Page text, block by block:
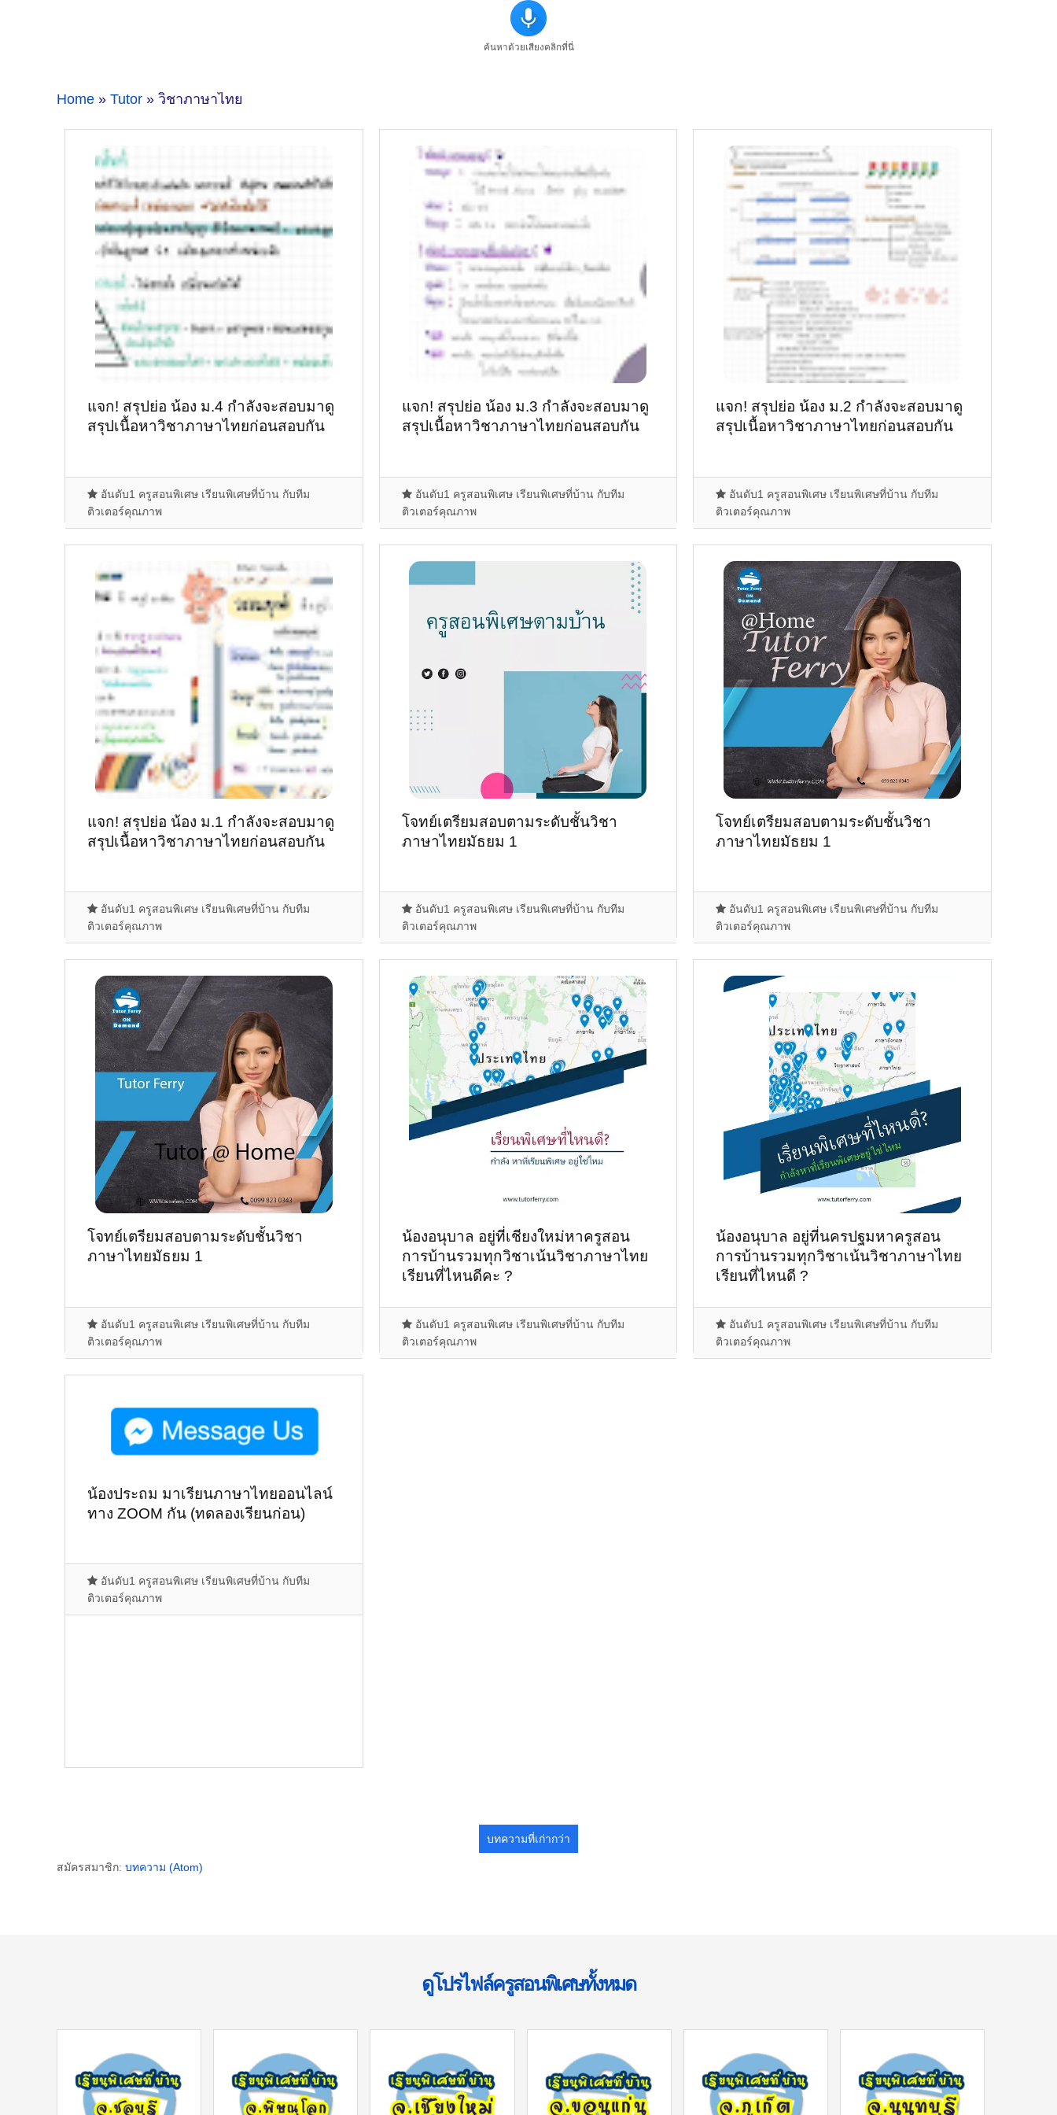
ค้นหาด้วยเสียงคลิกที่นี่
Home » Tutor » วิชาภาษาไทย
แจก! สรุปย่อ น้อง ม.4 กำลังจะสอบมาดู
สรุปเนื้อหาวิชาภาษาไทยก่อนสอบกัน
อันดับ1 ครูสอนพิเศษ เรียนพิเศษที่บ้าน กับทีม
ติวเตอร์คุณภาพ
แจก! สรุปย่อ น้อง ม.3 กำลังจะสอบมาดู
สรุปเนื้อหาวิชาภาษาไทยก่อนสอบกัน
อันดับ1 ครูสอนพิเศษ เรียนพิเศษที่บ้าน กับทีม
ติวเตอร์คุณภาพ
แจก! สรุปย่อ น้อง ม.2 กำลังจะสอบมาดู
สรุปเนื้อหาวิชาภาษาไทยก่อนสอบกัน
อันดับ1 ครูสอนพิเศษ เรียนพิเศษที่บ้าน กับทีม
ติวเตอร์คุณภาพ
แจก! สรุปย่อ น้อง ม.1 กำลังจะสอบมาดู
สรุปเนื้อหาวิชาภาษาไทยก่อนสอบกัน
อันดับ1 ครูสอนพิเศษ เรียนพิเศษที่บ้าน กับทีม
ติวเตอร์คุณภาพ
โจทย์เตรียมสอบตามระดับชั้นวิชา
ภาษาไทยมัธยม 1
อันดับ1 ครูสอนพิเศษ เรียนพิเศษที่บ้าน กับทีม
ติวเตอร์คุณภาพ
โจทย์เตรียมสอบตามระดับชั้นวิชา
ภาษาไทยมัธยม 1
อันดับ1 ครูสอนพิเศษ เรียนพิเศษที่บ้าน กับทีม
ติวเตอร์คุณภาพ
โจทย์เตรียมสอบตามระดับชั้นวิชา
ภาษาไทยมัธยม 1
อันดับ1 ครูสอนพิเศษ เรียนพิเศษที่บ้าน กับทีม
ติวเตอร์คุณภาพ
น้องอนุบาล อยู่ที่เชียงใหม่หาครูสอน
การบ้านรวมทุกวิชาเน้นวิชาภาษาไทย
เรียนที่ไหนดีคะ ?
อันดับ1 ครูสอนพิเศษ เรียนพิเศษที่บ้าน กับทีม
ติวเตอร์คุณภาพ
น้องอนุบาล อยู่ที่นครปฐมหาครูสอน
การบ้านรวมทุกวิชาเน้นวิชาภาษาไทย
เรียนที่ไหนดี ?
อันดับ1 ครูสอนพิเศษ เรียนพิเศษที่บ้าน กับทีม
ติวเตอร์คุณภาพ
น้องประถม มาเรียนภาษาไทยออนไลน์
ทาง ZOOM กัน (ทดลองเรียนก่อน)
อันดับ1 ครูสอนพิเศษ เรียนพิเศษที่บ้าน กับทีม
ติวเตอร์คุณภาพ
บทความที่เก่ากว่า
สมัครสมาชิก: บทความ (Atom)
ดูโปรไฟล์ครูสอนพิเศษทั้งหมด